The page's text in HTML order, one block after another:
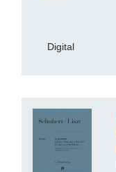
Digital